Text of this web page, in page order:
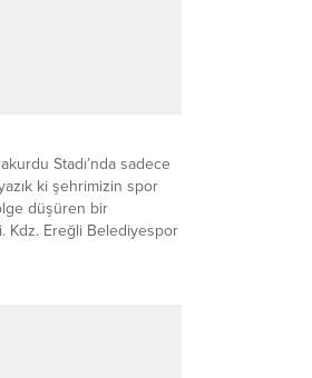
Stadı’nda sadece
ki şehrimizin spor
düşüren bir
Kdz. Ereğli Belediyespor
82. dakikasında
çok daha